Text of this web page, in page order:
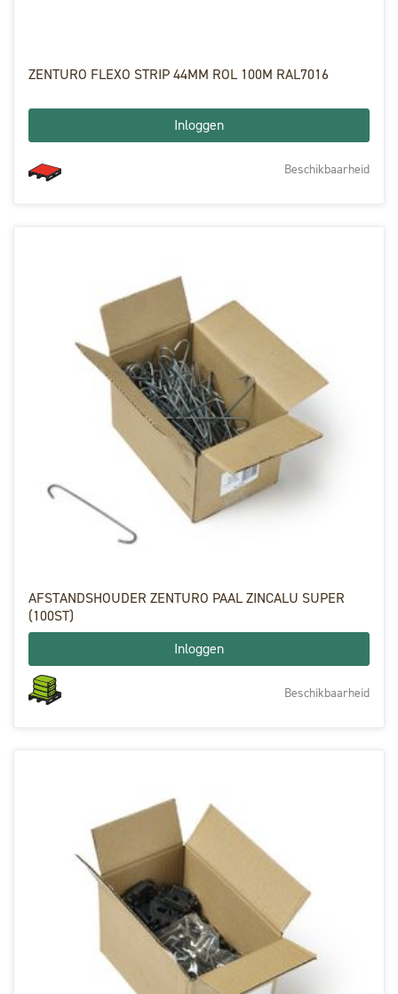
ZENTURO FLEXO STRIP 44MM ROL 100M RAL7016
Inloggen
Beschikbaarheid
AFSTANDSHOUDER ZENTURO PAAL ZINCALU SUPER
(100ST)
Inloggen
Beschikbaarheid